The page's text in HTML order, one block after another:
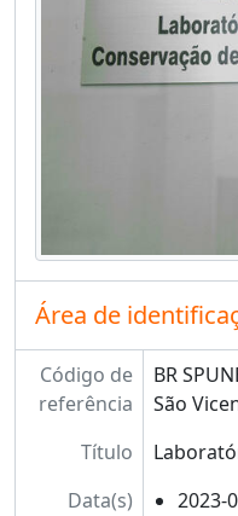
Área de
Código de
referência
BR
São
Título
Data(s)
2023-